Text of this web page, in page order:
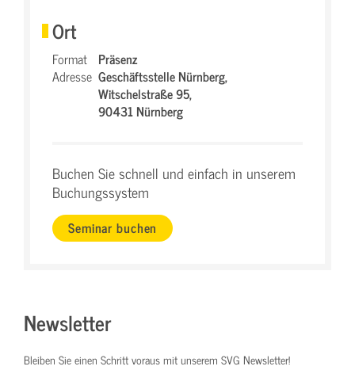
Ort
Format Präsenz
Adresse Geschäftsstelle Nürnberg,
Witschelstraße 95,
90431 Nürnberg
Buchen Sie schnell und einfach in unserem
Buchungssystem
Seminar buchen
Newsletter
Bleiben Sie einen Schritt voraus mit unserem SVG Newsletter!